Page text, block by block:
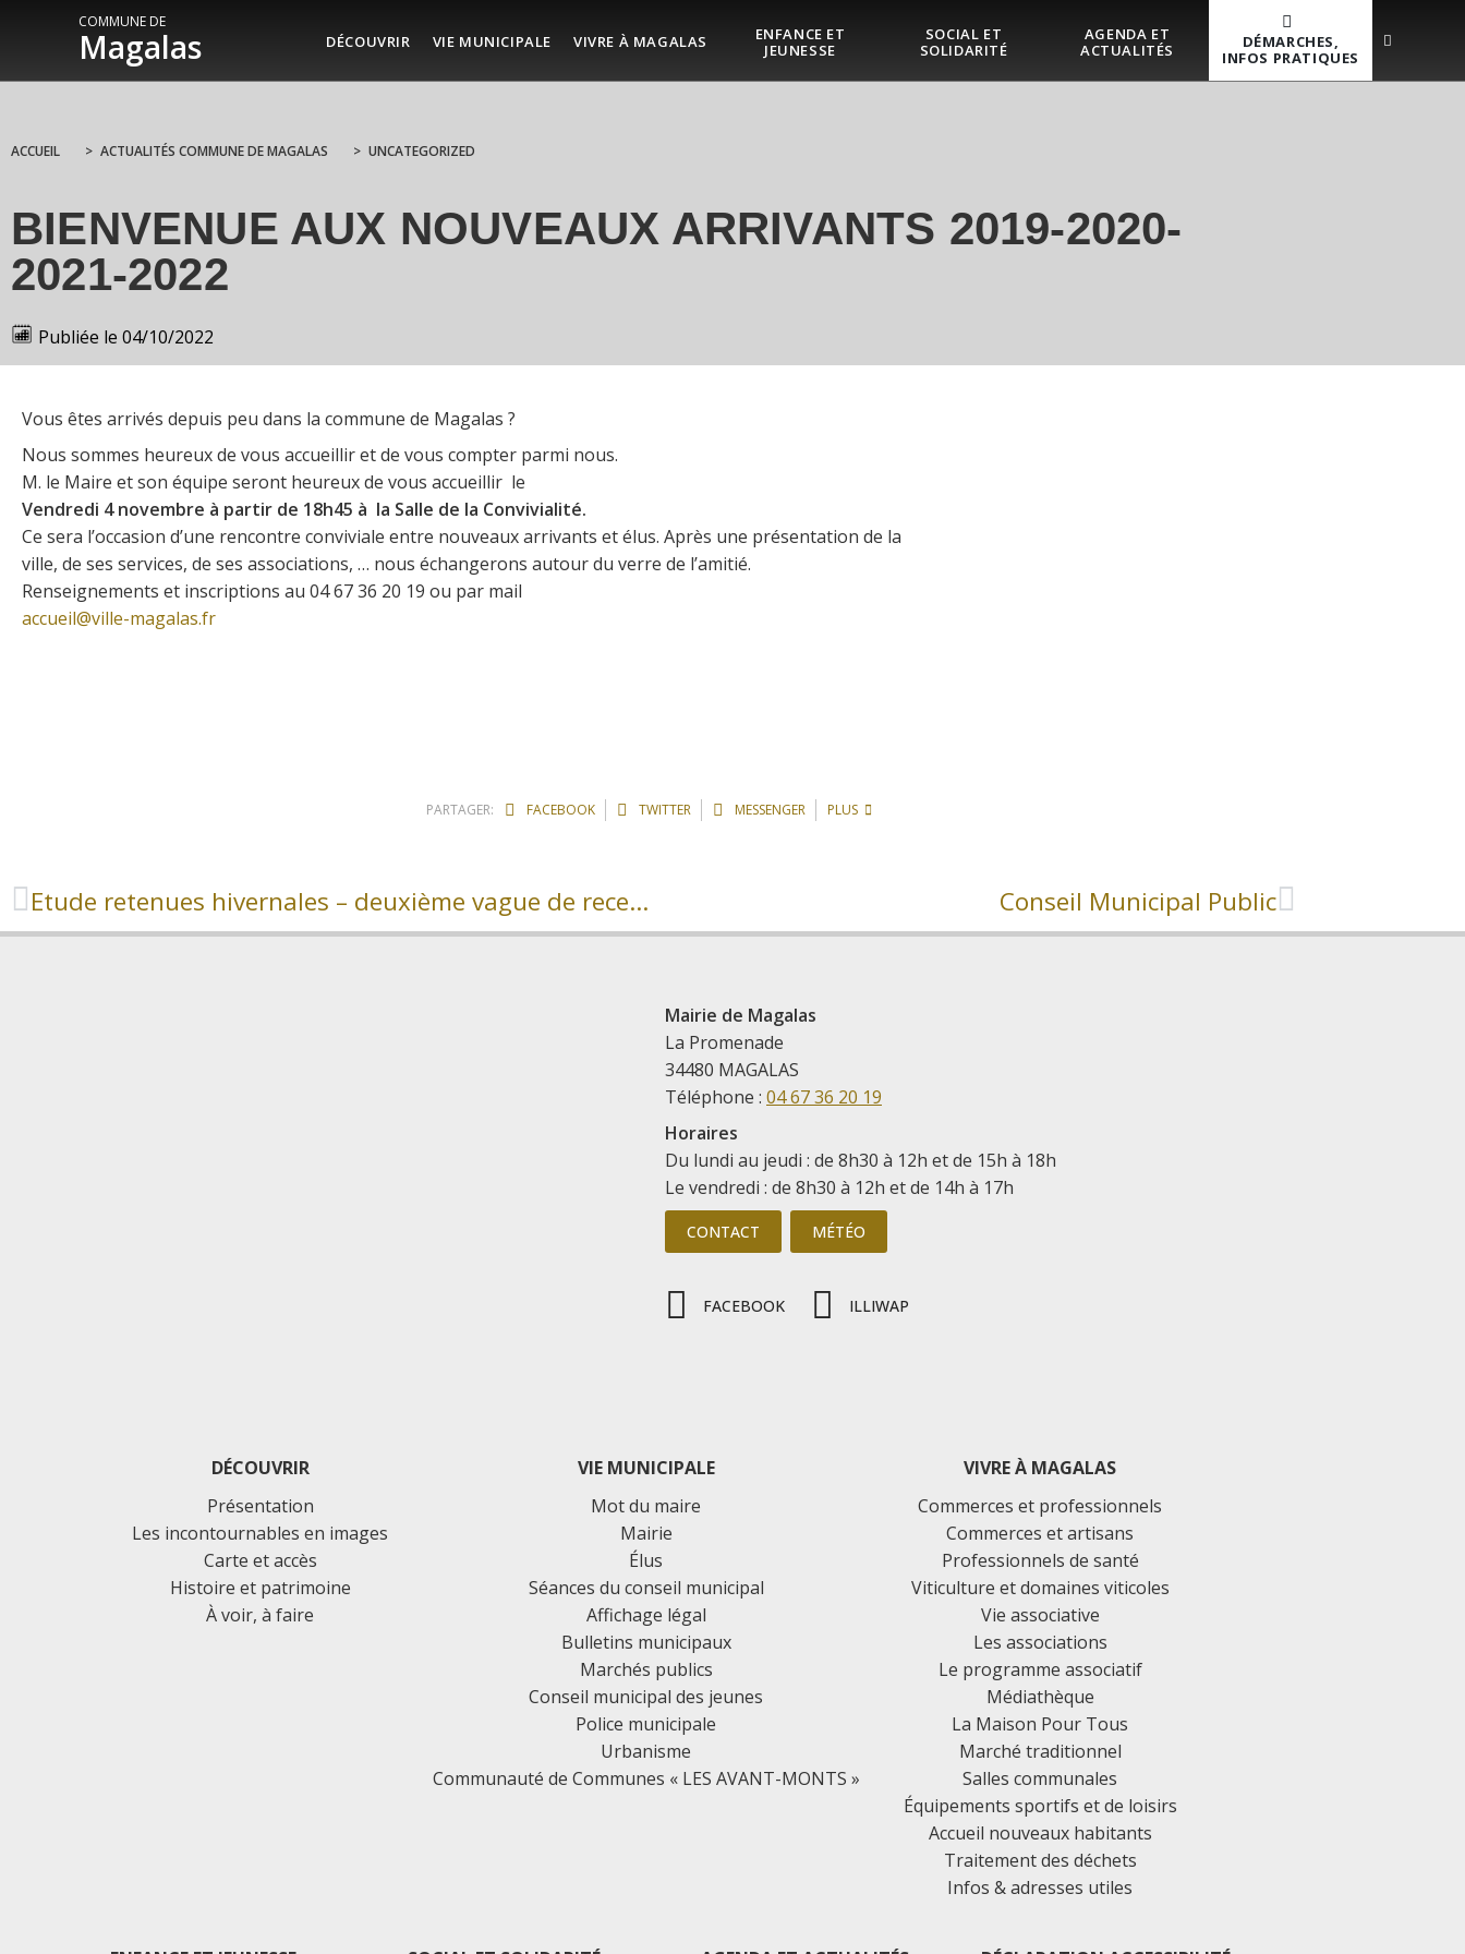
COMMUNE DE
Magalas DÉCOUVRIR VIE MUNICIPALE VIVRE À MAGALAS
ENFANCE ET
JEUNESSE
SOCIAL ET
SOLIDARITÉ
AGENDA ET
ACTUALITÉS
DÉMARCHES,
INFOS PRATIQUES
ACCUEIL > ACTUALITÉS COMMUNE DE MAGALAS > UNCATEGORIZED
BIENVENUE AUX NOUVEAUX ARRIVANTS 2019-2020-
2021-2022
Publiée le 04/10/2022
Vous êtes arrivés depuis peu dans la commune de Magalas ?
Nous sommes heureux de vous accueillir et de vous compter parmi nous.
M. le Maire et son équipe seront heureux de vous accueillir le
Vendredi 4 novembre à partir de 18h45 à la Salle de la Convivialité.
Ce sera l’occasion d’une rencontre conviviale entre nouveaux arrivants et élus. Après une présentation de la
ville, de ses services, de ses associations, … nous échangerons autour du verre de l’amitié.
Renseignements et inscriptions au 04 67 36 20 19 ou par mail
accueil@ville-magalas.fr
PARTAGER: FACEBOOK TWITTER MESSENGER PLUS
Etude retenues hivernales – deuxième vague de recensement besoin en eau Conseil Municipal Public
Mairie de Magalas
La Promenade
34480 MAGALAS
Téléphone : 04 67 36 20 19
Horaires
Du lundi au jeudi : de 8h30 à 12h et de 15h à 18h
Le vendredi : de 8h30 à 12h et de 14h à 17h
CONTACT MÉTÉO
FACEBOOK ILLIWAP
DÉCOUVRIR
Présentation
Les incontournables en images
Carte et accès
Histoire et patrimoine
À voir, à faire
VIE MUNICIPALE
Mot du maire
Mairie
Élus
Séances du conseil municipal
Affichage légal
Bulletins municipaux
Marchés publics
Conseil municipal des jeunes
Police municipale
Urbanisme
Communauté de Communes « LES AVANT-MONTS »
VIVRE À MAGALAS
Commerces et professionnels
Commerces et artisans
Professionnels de santé
Viticulture et domaines viticoles
Vie associative
Les associations
Le programme associatif
Médiathèque
La Maison Pour Tous
Marché traditionnel
Salles communales
Équipements sportifs et de loisirs
Accueil nouveaux habitants
Traitement des déchets
Infos & adresses utiles